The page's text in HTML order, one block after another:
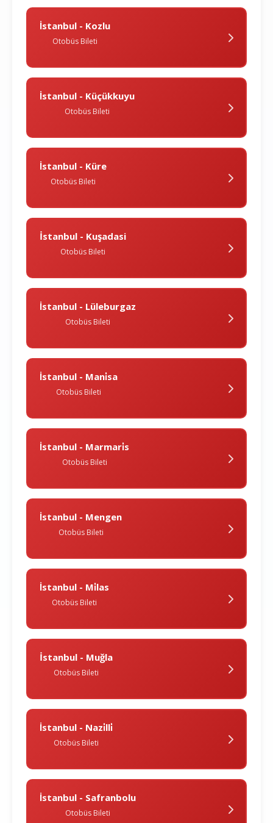
İstanbul - Kozlu
Otobüs Bileti
İstanbul - Küçükkuyu
Otobüs Bileti
İstanbul - Küre
Otobüs Bileti
İstanbul - Kuşadasi
Otobüs Bileti
İstanbul - Lüleburgaz
Otobüs Bileti
İstanbul - Mani̇sa
Otobüs Bileti
İstanbul - Marmari̇s
Otobüs Bileti
İstanbul - Mengen
Otobüs Bileti
İstanbul - Mi̇las
Otobüs Bileti
İstanbul - Muğla
Otobüs Bileti
İstanbul - Nazi̇lli̇
Otobüs Bileti
İstanbul - Safranbolu
Otobüs Bileti